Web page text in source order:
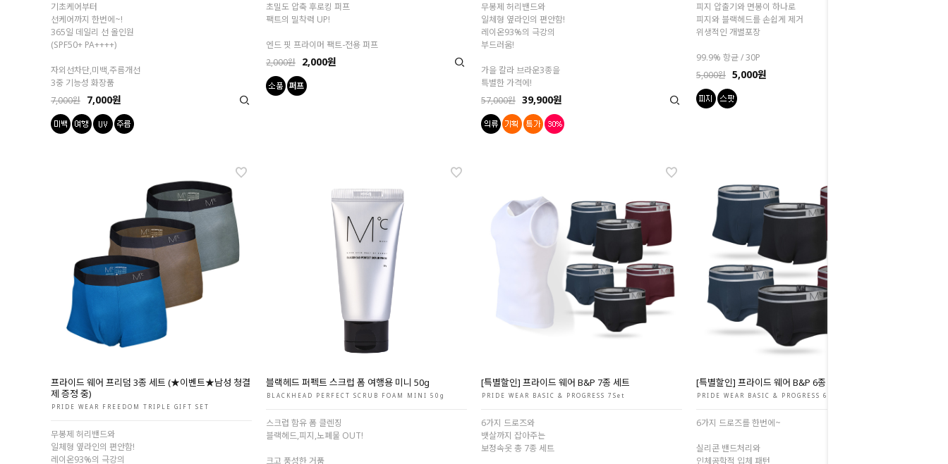
기초케어부터
선케어까지 한번에~!
365일 데일리 선 올인원
(SPF50+ PA++++)
자외선차단,미백,주름개선
3중 기능성 화장품
7,000원 7,000원
초밀도 압축 후로킹 퍼프
팩트의 밀착력 UP!
엔드 핏 프라이머 팩트-전용 퍼프
2,000원 2,000원
무봉제 허리밴드와
일체형 옆라인의 편안함!
레이온93%의 극강의
부드러움!
가을 칼라 브라운3종을
특별한 가격에!
57,000원 39,900원
피지 압출기와 면봉이 하나로
피지와 블랙헤드를 손쉽게 제거
위생적인 개별포장
99.9% 항균 / 30P
5,000원 5,000원
프라이드 웨어 프리덤 3종 세트 (★이벤트★남성 청결
제 증정 중)
PRIDE WEAR FREEDOM TRIPLE GIFT SET
무봉제 허리밴드와
일체형 옆라인의 편안함!
레이온93%의 극강의
블랙헤드 퍼펙트 스크럽 폼 여행용 미니 50g
BLACKHEAD PERFECT SCRUB FOAM MINI 50g
스크럽 함유 폼 클렌징
블랙헤드,피지,노폐물 OUT!
크고 풍성한 거품
[특별할인] 프라이드 웨어 B&P 7종 세트
PRIDE WEAR BASIC & PROGRESS 7Set
6가지 드로즈와
뱃살까지 잡아주는
보정속옷 총 7종 세트
[특별할인] 프라이드 웨어 B&P 6종 세트
PRIDE WEAR BASIC & PROGRESS 6Set
6가지 드로즈를 한번에~
실리콘 밴드처리와
인체공학적 입체 패턴